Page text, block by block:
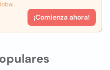
¡Comienza ahora!